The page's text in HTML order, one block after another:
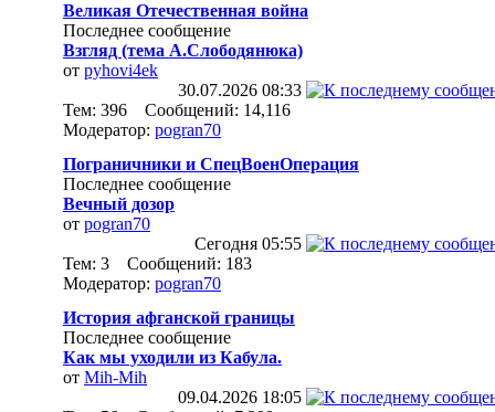
Великая Отечественная война
Последнее сообщение
Взгляд (тема А.Слободянюка)
от pyhovi4ek
30.07.2026 08:33
Тем: 396 Сообщений: 14,116
Модератор: pogran70
Пограничники и СпецВоенОперация
Последнее сообщение
Вечный дозор
от pogran70
Сегодня 05:55
Тем: 3 Сообщений: 183
Модератор: pogran70
История афганской границы
Последнее сообщение
Как мы уходили из Кабула.
от Mih-Mih
09.04.2026 18:05